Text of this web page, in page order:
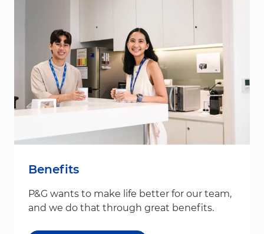
Benefits
P&G wants to make life better for our team,
and we do that through great benefits.